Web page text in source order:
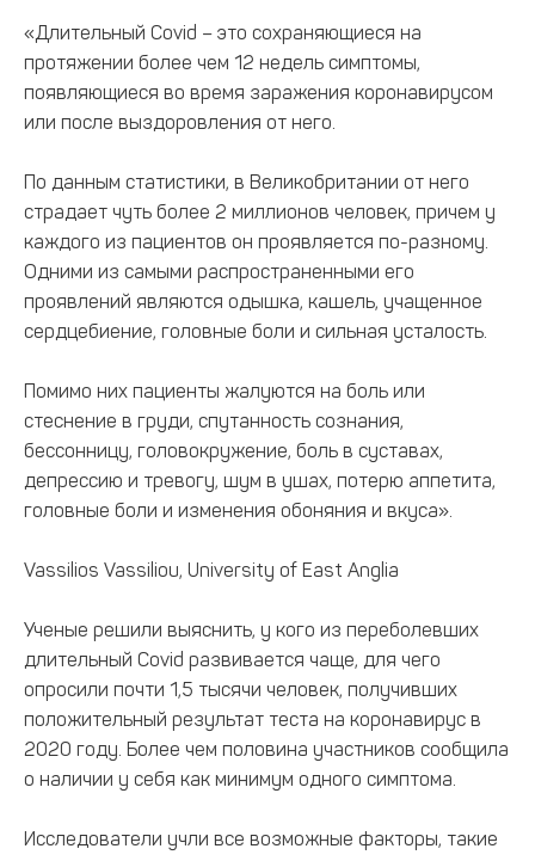
«Длительный Covid – это сохраняющиеся на
протяжении более чем 12 недель симптомы,
появляющиеся во время заражения коронавирусом
или после выздоровления от него.
По данным статистики, в Великобритании от него
страдает чуть более 2 миллионов человек, причем у
каждого из пациентов он проявляется по-разному.
Одними из самыми распространенными его
проявлений являются одышка, кашель, учащенное
сердцебиение, головные боли и сильная усталость.
Помимо них пациенты жалуются на боль или
стеснение в груди, спутанность сознания,
бессонницу, головокружение, боль в суставах,
депрессию и тревогу, шум в ушах, потерю аппетита,
головные боли и изменения обоняния и вкуса».
Vassilios Vassiliou, University of East Anglia
Ученые решили выяснить, у кого из переболевших
длительный Covid развивается чаще, для чего
опросили почти 1,5 тысячи человек, получивших
положительный результат теста на коронавирус в
2020 году. Более чем половина участников сообщила
о наличии у себя как минимум одного симптома.
Исследователи учли все возможные факторы, такие